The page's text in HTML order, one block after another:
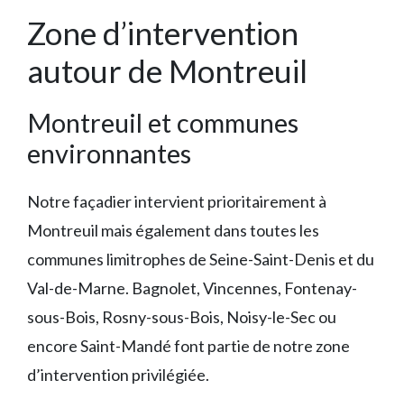
Zone d’intervention
autour de Montreuil
Montreuil et communes
environnantes
Notre façadier intervient prioritairement à
Montreuil mais également dans toutes les
communes limitrophes de Seine-Saint-Denis et du
Val-de-Marne. Bagnolet, Vincennes, Fontenay-
sous-Bois, Rosny-sous-Bois, Noisy-le-Sec ou
encore Saint-Mandé font partie de notre zone
d’intervention privilégiée.